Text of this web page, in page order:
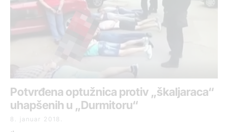
Potvrđena optužnica protiv „škaljaraca“
uhapšenih u „Durmitoru“
8. januar 2018.